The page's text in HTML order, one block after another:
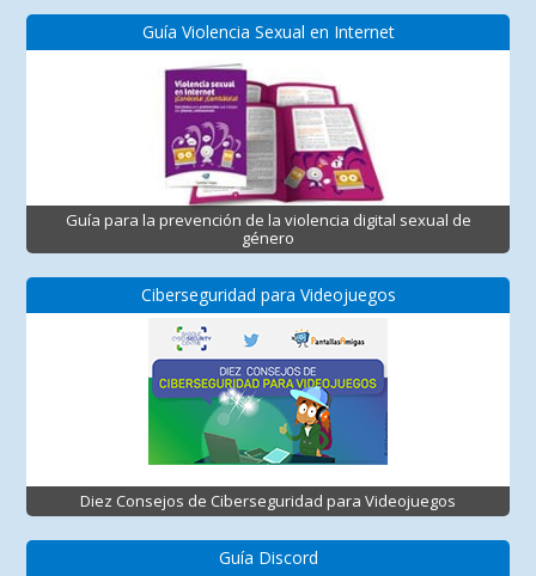
Guía Violencia Sexual en Internet
Guía para la prevención de la violencia digital sexual de
género
Ciberseguridad para Videojuegos
Diez Consejos de Ciberseguridad para Videojuegos
Guía Discord